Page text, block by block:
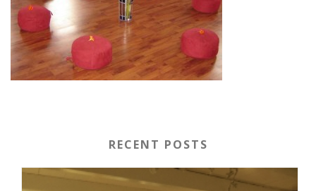
RECENT POSTS